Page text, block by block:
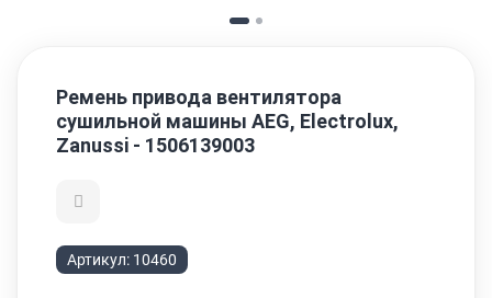
Ремень привода вентилятора
сушильной машины AEG, Electrolux,
Zanussi - 1506139003
Артикул: 10460